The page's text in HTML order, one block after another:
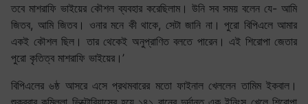
তবে মাশরাফি ভাইয়ের কৌশল ব্যবহার করেছিলাম। উনি সব সময় বলেন যে- আমি
জিতব, আমি জিতব। ওনার মনে কী থাকে, সেটা জানি না। পুরো বিপিএলে আমার
একই কৌশল ছিল। তার থেকেই অনুপ্রাণিত বলতে পারেন। এই শিরোপা জেতার
পুরো কৃতিত্ব মাশরাফি ভাইয়ের।’
বিপিএলের ৬ষ্ঠ আসরে এসে প্রথমবারের মতো ফাইনাল খেললেন তামিম ইকবাল।